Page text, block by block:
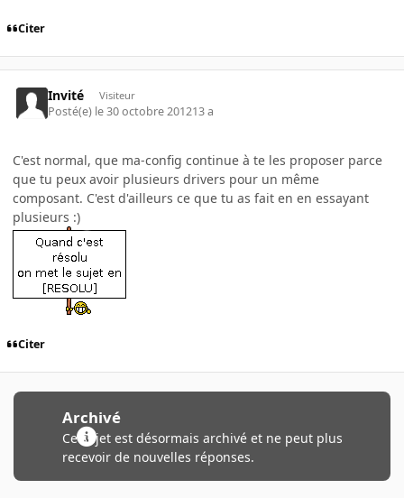
Citer
Invité Visiteur
Posté(e) le 30 octobre 201213 a
C'est normal, que ma-config continue à te les proposer parce
que tu peux avoir plusieurs drivers pour un même
composant. C'est d'ailleurs ce que tu as fait en en essayant
plusieurs :)
Citer
Archivé
Ce sujet est désormais archivé et ne peut plus
recevoir de nouvelles réponses.